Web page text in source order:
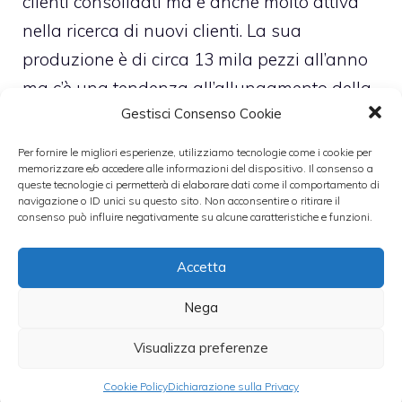
Gestisci Consenso Cookie
Per fornire le migliori esperienze, utilizziamo tecnologie come i cookie per
memorizzare e/o accedere alle informazioni del dispositivo. Il consenso a
queste tecnologie ci permetterà di elaborare dati come il comportamento di
navigazione o ID unici su questo sito. Non acconsentire o ritirare il
consenso può influire negativamente su alcune caratteristiche e funzioni.
Accetta
Nega
Visualizza preferenze
Cookie PolicyDichiarazione sulla Privacy
nella ricerca di nuovi clienti. La sua
produzione è di circa 13 mila pezzi all’anno
ma c’è una tendenza all’allungamento della
stagionatura oltre i 13 mesi canonici. In
alternativa al prosciutto San Daniele, per chi
non lo conoscesse, esiste un prosciutto
altrettanto buono, quellocrudo di Sauris